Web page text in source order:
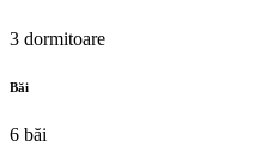
3 dormitoare
Băi
6 băi